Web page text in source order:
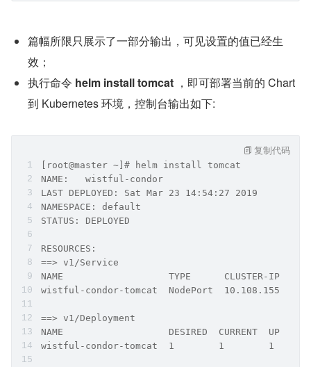
篇幅所限只展示了一部分输出，可见设置的值已经生
效；
执行命令 helm install tomcat ，即可部署当前的 Chart
到 Kubernetes 环境，控制台输出如下:
[root@master ~]# helm install tomcat
NAME:   wistful-condor
LAST DEPLOYED: Sat Mar 23 14:54:27 2019
NAMESPACE: default
STATUS: DEPLOYED
RESOURCES:
==> v1/Service
NAME                   TYPE      CLUSTER-IP
wistful-condor-tomcat  NodePort  10.108.155.239
==> v1/Deployment
NAME                   DESIRED  CURRENT  UP-TO-
wistful-condor-tomcat  1        1        1
复制代码